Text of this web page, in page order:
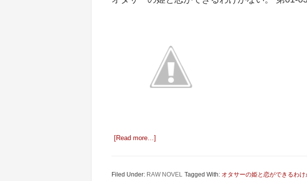
[Read more…]
Filed Under: RAW NOVEL Tagged With: オタサーの姫と恋ができるわけ